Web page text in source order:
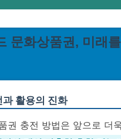
문화상품권, 미래
활용의 진화
권 충전 방법은 앞으로 더